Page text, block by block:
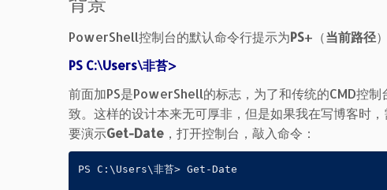
PowerShell控制台的默认命令行提示为PS+（当前路径
PS C:\Users\非苔>
前面加PS是PowerShell的标志，为了和传统的CMD控
致。这样的设计本来无可厚非，但是如果我在写博客时
要演示Get-Date ，打开控制台，敲入命令：
PS C:\Users\非苔> Get-Date